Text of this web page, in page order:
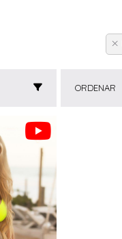
ORDENAR